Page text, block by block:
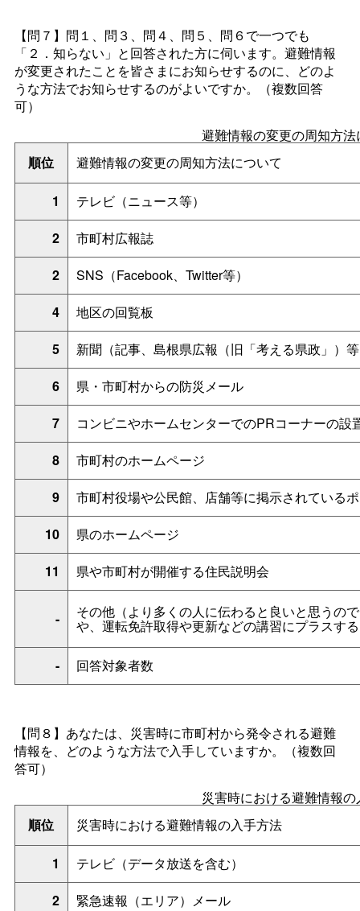
【問７】問１、問３、問４、問５、問６で一つでも
「２．知らない」と回答された方に伺います。避難情報
が変更されたことを皆さまにお知らせするのに、どのよ
うな方法でお知らせするのがよいですか。（複数回答
可）
避難情報の変更の周知方
順位
避難情報の変更の周知方法について
1
テレビ（ニュース等）
2
市町村広報誌
2
SNS（Facebook、Twitter等）
4
地区の回覧板
5
新聞（記事、島根県広報（旧「考える県政」）
6
県・市町村からの防災メール
7
コンビニやホームセンターでのPRコーナーの設
8
市町村のホームページ
9
市町村役場や公民館、店舗等に掲示されている
10
県のホームページ
11
県や市町村が開催する住民説明会
- その他（より多くの人に伝わると良いと思うの
や、運転免許取得や更新などの講習にプラスする
- 回答対象者数
【問８】あなたは、災害時に市町村から発令される避難
情報を、どのような方法で入手していますか。（複数回
答可）
災害時における避難情報
順位
災害時における避難情報の入手方法
1
テレビ（データ放送を含む）
2
緊急速報（エリア）メール